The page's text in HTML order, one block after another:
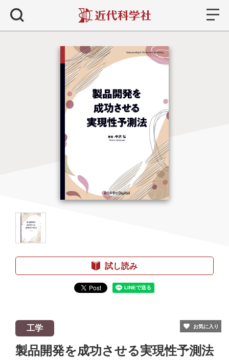
試し読み
工学
製品開発を成功させる実現性予測法
お気に入り